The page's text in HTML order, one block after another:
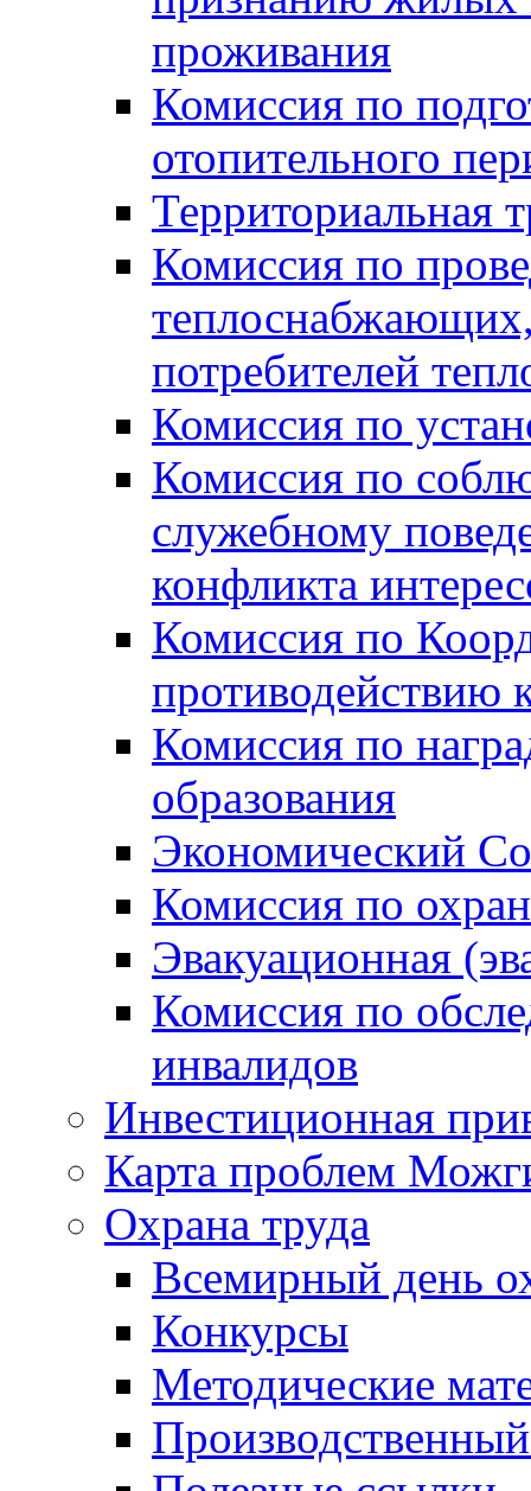
проживания
Комиссия по
отопительного
Территориальная
Комиссия по
потребителей
Комиссия по
Комиссия по
служебному
конфликта
Комиссия по
противодействию
Комиссия по
образования
Экономический
Комиссия по
Эвакуационная
Комиссия по
инвалидов
Инвестиционная
Карта проблем
Охрана труда
Всемирный день
Конкурсы
Методические